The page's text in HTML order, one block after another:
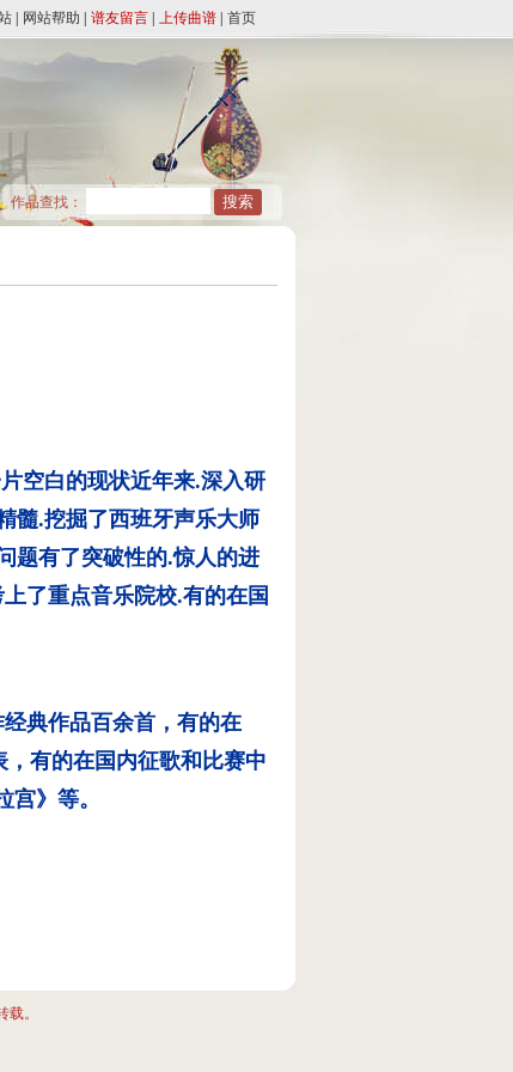
网站帮助 谱友留言 上传曲谱 首页
作品查找：
空白的现状近年来.深入研
髓.挖掘了西班牙声乐大师
题有了突破性的.惊人的进
了重点音乐院校.有的在国
典作品百余首，有的在
，有的在国内征歌和比赛中
宫》等。
。